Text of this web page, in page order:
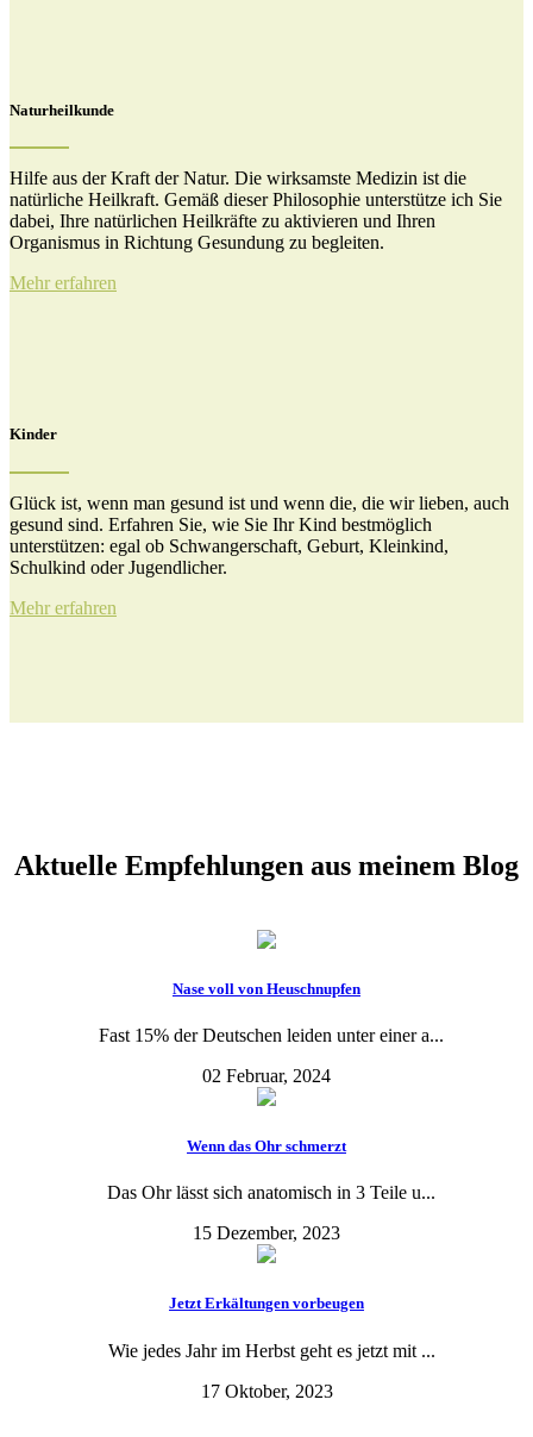
Naturheilkunde
Hilfe aus der Kraft der Natur. Die wirksamste Medizin ist die
natürliche Heilkraft. Gemäß dieser Philosophie unterstütze ich Sie
dabei, Ihre natürlichen Heilkräfte zu aktivieren und Ihren
Organismus in Richtung Gesundung zu begleiten.
Mehr erfahren
Kinder
Glück ist, wenn man gesund ist und wenn die, die wir lieben, auch
gesund sind. Erfahren Sie, wie Sie Ihr Kind bestmöglich
unterstützen: egal ob Schwangerschaft, Geburt, Kleinkind,
Schulkind oder Jugendlicher.
Mehr erfahren
Aktuelle Empfehlungen aus meinem Blog
Nase voll von Heuschnupfen
Fast 15% der Deutschen leiden unter einer a...
02 Februar, 2024
Wenn das Ohr schmerzt
Das Ohr lässt sich anatomisch in 3 Teile u...
15 Dezember, 2023
Jetzt Erkältungen vorbeugen
Wie jedes Jahr im Herbst geht es jetzt mit ...
17 Oktober, 2023